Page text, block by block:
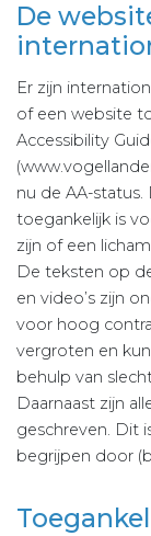
De
Er zijn
of een website
Accessibility
nu de AA-
toegankelijk is
zijn of een
De teksten op
en video’s zijn
voor hoog
vergroten en
behulp van
Daarnaast zijn
geschreven. Dit
begrijpen door